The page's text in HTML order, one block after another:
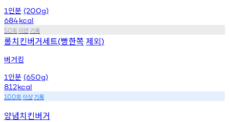
1 인분 (200g)
684kcal
50회 미만기록
롱치킨버거세트(빵한쪽 제외)
버거킹
1 인분 (650g)
812kcal
100회 이상기록
양념치킨버거